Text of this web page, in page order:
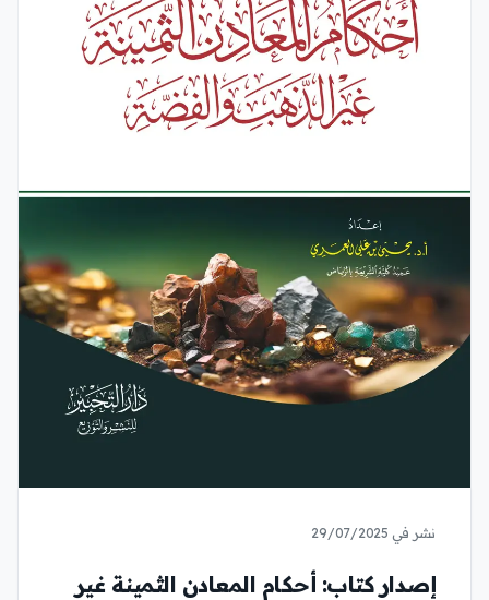
نشر في 29/07/2025
إصدار كتاب: أحكام المعادن الثمينة غير